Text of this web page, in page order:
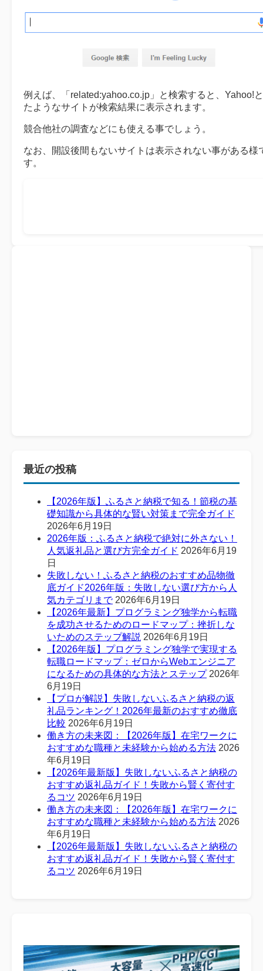
例えば、「related:yahoo.co.jp」と検索すると、Yahoo!
たようなサイトが検索結果に表示されます。
競合他社の調査などにも使える事でしょう。
なお、開設後間もないサイトは表示されない事がある様
す。
最近の投稿
【2026年版】ふるさと納税で知る！節税の基
礎知識から具体的な賢い対策まで完全ガイド
2026年6月19日
2026年版：ふるさと納税で絶対に外さない！
人気返礼品と選び方完全ガイド 2026年6月19
日
失敗しない！ふるさと納税のおすすめ品物徹
底ガイド2026年版：失敗しない選び方から人
気カテゴリまで 2026年6月19日
【2026年最新】プログラミング独学から転職
を成功させるためのロードマップ：挫折しな
いためのステップ解説 2026年6月19日
【2026年版】プログラミング独学で実現する
転職ロードマップ：ゼロからWebエンジニア
になるための具体的な方法とステップ 2026年
6月19日
【プロが解説】失敗しないふるさと納税の返
礼品ランキング！2026年最新のおすすめ徹底
比較 2026年6月19日
働き方の未来図：【2026年版】在宅ワークに
おすすめな職種と未経験から始める方法 2026
年6月19日
【2026年最新版】失敗しないふるさと納税の
おすすめ返礼品ガイド！失敗から賢く寄付す
るコツ 2026年6月19日
働き方の未来図：【2026年版】在宅ワークに
おすすめな職種と未経験から始める方法 2026
年6月19日
【2026年最新版】失敗しないふるさと納税の
おすすめ返礼品ガイド！失敗から賢く寄付す
るコツ 2026年6月19日